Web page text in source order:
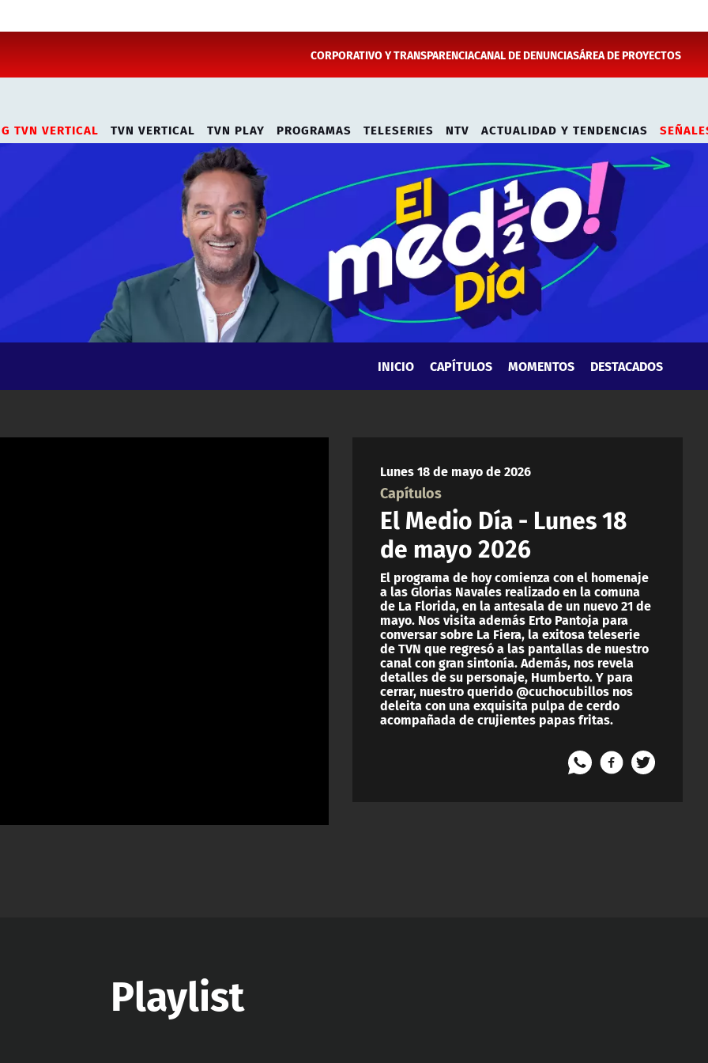
CORPORATIVO Y TRANSPARENCIACANAL DE DENUNCIASÁREA DE PROYECTOS
TVN VERTICAL TVN VERTICAL TVN PLAY PROGRAMAS TELESERIES NTV ACTUALIDAD Y TENDENCIAS
INICIO CAPÍTULOS MOMENTOS DESTACADOS
Lunes 18 de mayo de 2026
Capítulos
El Medio Día - Lunes 18
de mayo 2026
El programa de hoy comienza con el homenaje
a las Glorias Navales realizado en la comuna
de La Florida, en la antesala de un nuevo 21 de
mayo. Nos visita además Erto Pantoja para
conversar sobre La Fiera, la exitosa teleserie
de TVN que regresó a las pantallas de nuestro
canal con gran sintonía. Además, nos revela
detalles de su personaje, Humberto. Y para
cerrar, nuestro querido @cuchocubillos nos
deleita con una exquisita pulpa de cerdo
acompañada de crujientes papas fritas.
Playlist